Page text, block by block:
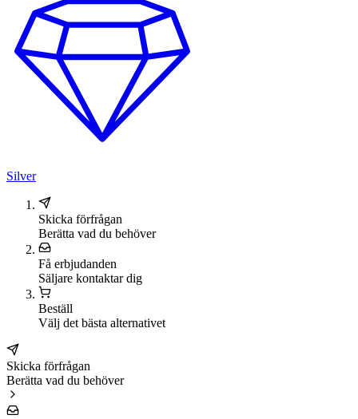
Silver
Skicka förfrågan
Berätta vad du behöver
Få erbjudanden
Säljare kontaktar dig
Beställ
Välj det bästa alternativet
Skicka förfrågan
Berätta vad du behöver